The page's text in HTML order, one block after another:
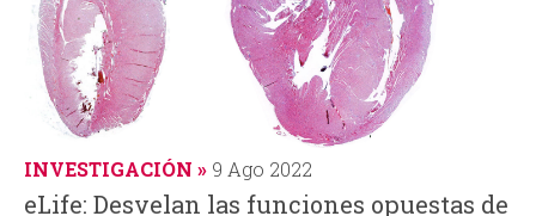
INVESTIGACIÓN 9 Ago 2022
eLife: Desvelan las funciones opuestas de